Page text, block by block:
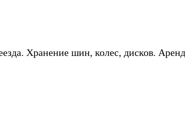
Хранение шин, колес, дисков.